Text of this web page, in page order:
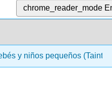
chrome_reader_mode
y niños pequeños (Taintor